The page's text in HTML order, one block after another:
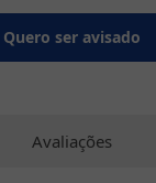
Quero ser avisado
Avaliações